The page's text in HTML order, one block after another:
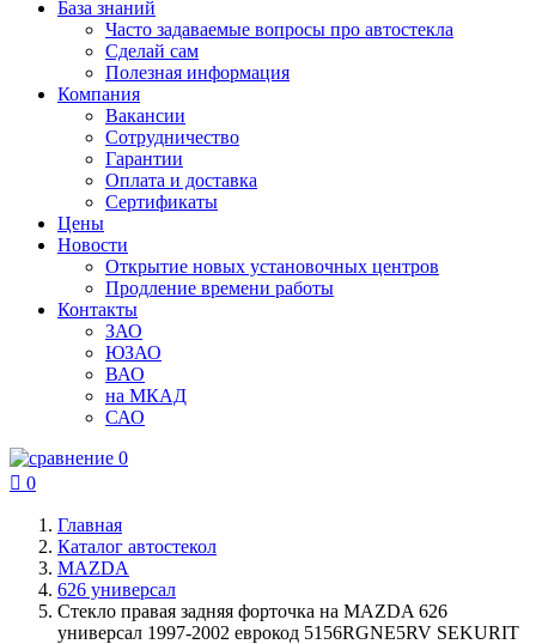
База знаний
Часто задаваемые вопросы про автостекла
Сделай сам
Полезная информация
Компания
Вакансии
Сотрудничество
Гарантии
Оплата и доставка
Сертификаты
Цены
Новости
Открытие новых установочных центров
Продление времени работы
Контакты
ЗАО
ЮЗАО
ВАО
на МКАД
САО
0
 0
Главная
Каталог автостекол
MAZDA
626 универсал
Стекло правая задняя форточка на MAZDA 626
универсал 1997-2002 еврокод 5156RGNE5RV SEKURIT